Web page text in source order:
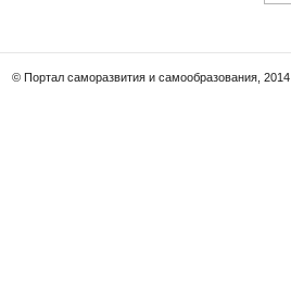
© Портал саморазвития и самообразования, 2014